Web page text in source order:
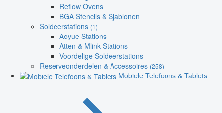
Reflow Ovens
BGA Stencils & Sjablonen
Soldeerstations (1)
Aoyue Stations
Atten & Mlink Stations
Voordelige Soldeerstations
Reserveonderdelen & Accessoires (258)
Mobiele Telefoons & Tablets